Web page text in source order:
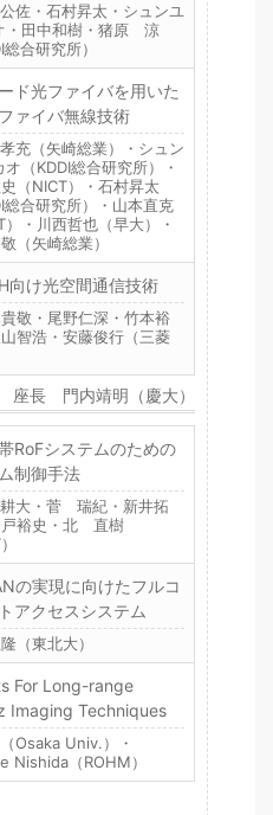
佐・石村昇太・シュンユ
・田中和樹・猪原 涼
総合研究所）
ド光ファイバを用いた
ァイバ無線技術
充（矢崎総業）・シュン
オ（KDDI総合研究所）・
（NICT）・石村昇太
総合研究所）・山本直克
）・川西哲也（早大）・
（矢崎総業）
向け光空間通信技術
敬・尾野仁深・竹本裕
智浩・安藤俊行（三菱
座長 門内靖明（慶大）
RoFシステムのための
制御手法
大・菅 瑞紀・新井拓
戸裕史・北 直樹
の実現に向けたフルコ
アクセスシステム
（東北大）
For Long-range
Imaging Techniques
Osaka Univ.）・
Nishida（ROHM）